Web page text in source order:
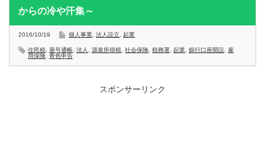
からの冷や汗集～
2016/10/19 個人事業 法人設立 起業
住民税 屋号通帳 法人 源泉所得税 社会保険 税務署 起業 銀行口座開設
雇
用保険 青色申告
スポンサーリンク